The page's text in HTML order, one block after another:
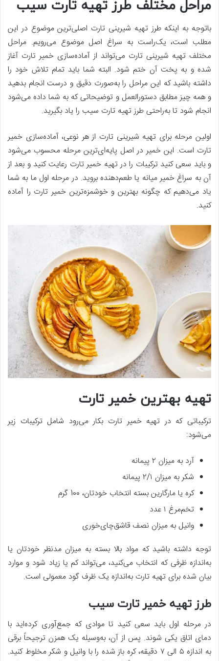
مراحل مختلف طرز تهیه تارت سیب
باتوجه ‌به اینکه طرز تهیه شیرینی تارت اصلی‌ترین موضوع در این
مطلب است، یک‌راست به سراغ اصل موضوع می‌رویم. مراحل
مختلف تهیه شیرینی تارت می‌تواند از آماده‌سازی خمیر تارت آغاز
شده و به پخت آن ختم شود. البته شما باید تمام تلاش خود را
داشته باشید که این مراحل را به‌صورت دقیق و درست انجام بدهید
و همه چیز مطابق دستورالعمل و توضیحاتی که به شما داده می‌شود
انجام شود تا به‌راحتی طرز تهیه تارت سیب را یاد بگیرید.
اولین مرحله برای تهیه شیرینی تارت از هر نوعی، آماده‌سازی خمیر
تارت است. این خمیر در اصل پایه‌ای‌ترین مرحله محسوب می‌شود
و باید سعی کنید ترکیبات را در تهیه خمیر تارت رعایت کنید و بعد از
آن به سراغ خمیر میانه یا طعم‌دهنده بروید. در مرحله اول ما به شما
یاد می‌دهیم که چگونه بهترین و خوشمزه‌ترین خمیر تارت را آماده
کنید.
تهیه بهترین خمیر تارت
ترکیباتی که در تهیه خمیر تارت بکار می‌رود شامل ترکیبات زیر
می‌شود:
آرد به میزان ۲ پیمانه
شکر به میزان ۲/۱ پیمانه
کره یا مارگارین بسته انتخاب خودتان، 100 گرم
تخم‌مرغ ۱ عدد
وانیل به میزان نصف قاشق‌چای‌خوری
توجه داشته باشید که مواد بالا بسته به میزان مدنظر خودتان یا
به‌اندازه ظرفی که انتخاب می‌کنید، می‌تواند کم یا زیاد شود و موارد
بیان شده برای تهیه تارت به‌اندازه یک ظرف گود معمولی است.
طرز تهیه خمیر تارت سیب
در مرحله اول باید سعی کنید تا موادی که جمع‌آوری کرده‌اید با
دمای اتاق یکی شوند. پس از آن، به‌وسیله یک همزن ترجیحاً برقی
به ‌اندازه ۵ الی ۷ دقیقه، کره باز شده را با وانیل و شکر مخلوط کنید.